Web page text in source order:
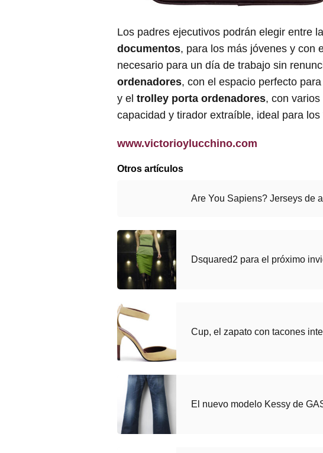
Los padres ejecutivos podrán elegir entre la
documentos, para los más jóvenes y con
necesario para un día de trabajo sin
ordenadores, con el espacio perfecto
y el trolley porta ordenadores, con
capacidad y tirador extraíble, ideal para
www.victorioylucchino.com
Otros artículos
Are You Sapiens? Jerseys de
Dsquared2 para el próximo
Cup, el zapato con tacones
El nuevo modelo Kessy de